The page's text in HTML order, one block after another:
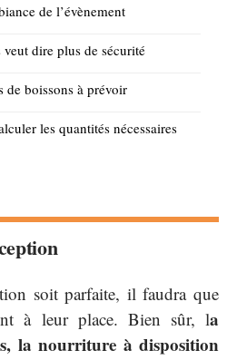
de l’évènement
veut dire plus de sécurité
de boissons à prévoir
les quantités nécessaires
soit parfaite, il faudra que
à leur place. Bien sûr, la
la nourriture à disposition